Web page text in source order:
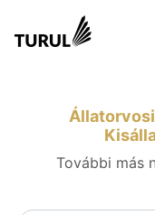
További más